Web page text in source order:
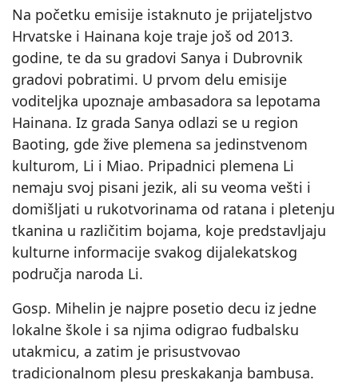
Na početku emisije istaknuto je prijateljstvo
Hrvatske i Hainana koje traje još od 2013.
godine, te da su gradovi Sanya i Dubrovnik
gradovi pobratimi. U prvom delu emisije
voditeljka upoznaje ambasadora sa lepotama
Hainana. Iz grada Sanya odlazi se u region
Baoting, gde žive plemena sa jedinstvenom
kulturom, Li i Miao. Pripadnici plemena Li
nemaju svoj pisani jezik, ali su veoma vešti i
domišljati u rukotvorinama od ratana i pletenju
tkanina u različitim bojama, koje predstavljaju
kulturne informacije svakog dijalekatskog
područja naroda Li.
Gosp. Mihelin je najpre posetio decu iz jedne
lokalne škole i sa njima odigrao fudbalsku
utakmicu, a zatim je prisustvovao
tradicionalnom plesu preskakanja bambusa.